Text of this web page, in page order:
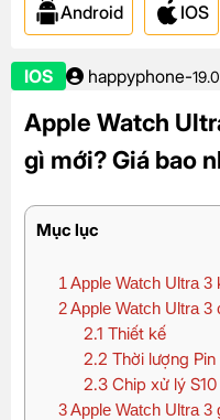
Android IOS
IOS happyphone-
Apple Watch
gì mới? Giá bao
Mục lục
1 Apple Watch Ultra 3
2Apple Watch Ultra 3
2.1 Thiết kế
2.2 Thời lượng Pin
2.3Chip xử lý S10
3Apple Watch Ultra 3